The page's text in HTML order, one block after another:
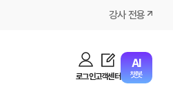
강사 전용
로그인고객센터
AI
챗봇